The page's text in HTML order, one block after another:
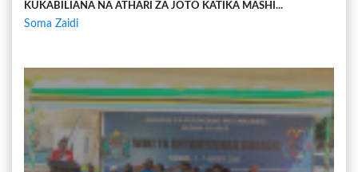
KUKABILIANA NA ATHARI ZA JOTO KATIKA MASHI...
Soma Zaidi